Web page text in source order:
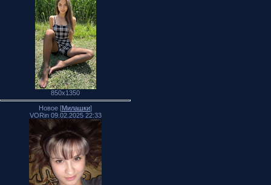
850x1350
Новое [Милашки]
VORin 09.02.2025 22:33